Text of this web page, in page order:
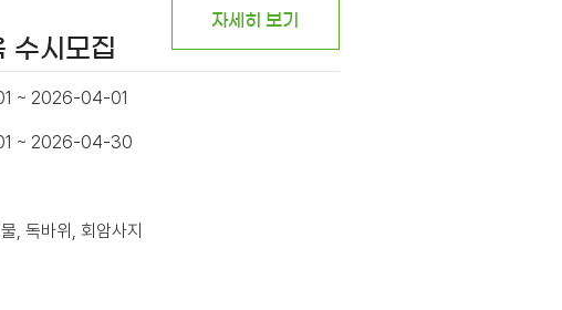
수시모집
자세히 보기
~ 2026-04-01
~ 2026-04-30
, 독바위, 회암사지